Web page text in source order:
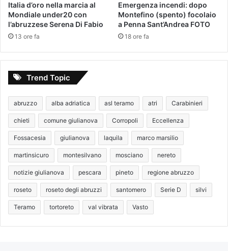
Italia d’oro nella marcia al
Mondiale under20 con
l’abruzzese Serena Di Fabio
13 ore fa
Emergenza incendi: dopo
Montefino (spento) focolaio
a Penna Sant’Andrea FOTO
18 ore fa
Trend Topic
abruzzo alba adriatica asl teramo atri Carabinieri
chieti comune giulianova Corropoli Eccellenza
Fossacesia giulianova laquila marco marsilio
martinsicuro montesilvano mosciano nereto
notizie giulianova pescara pineto regione abruzzo
roseto roseto degli abruzzi santomero Serie D silvi
Teramo tortoreto val vibrata Vasto